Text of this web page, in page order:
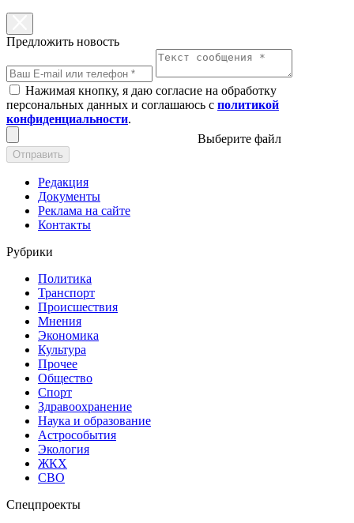
Предложить новость
Нажимая кнопку, я даю согласие на обработку
персональных данных и соглашаюсь с политикой
конфиденциальности.
Выберите файл
Отправить
Редакция
Документы
Реклама на сайте
Контакты
Рубрики
Политика
Транспорт
Происшествия
Мнения
Экономика
Культура
Прочее
Общество
Спорт
Здравоохранение
Наука и образование
Астрособытия
Экология
ЖКХ
СВО
Спецпроекты